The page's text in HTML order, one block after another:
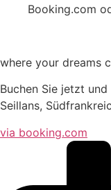
Booking.com
where your dreams
Buchen Sie jetzt
Seillans,
via booking.com